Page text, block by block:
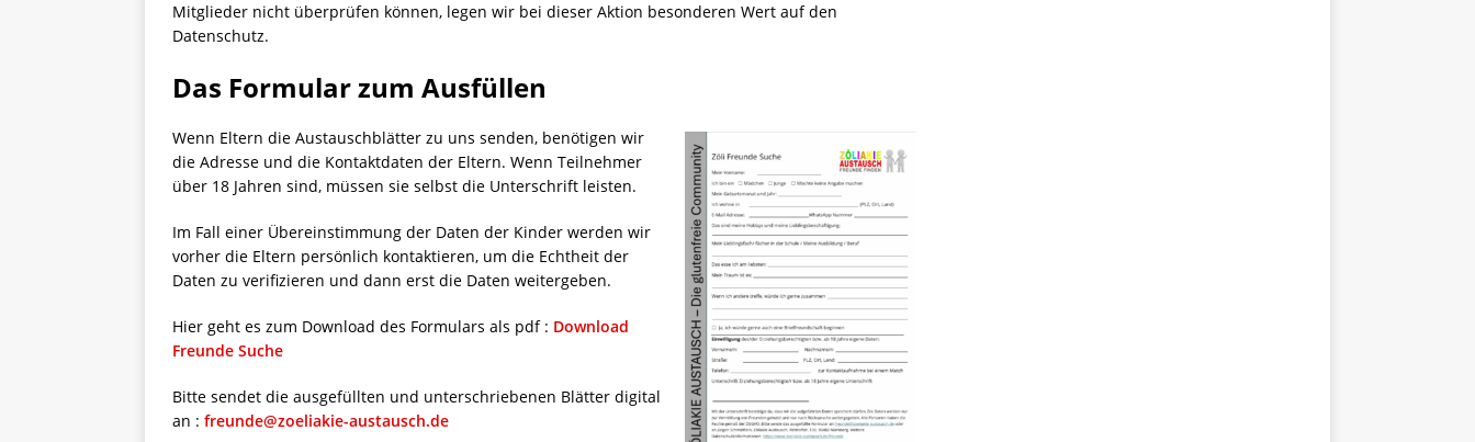
Mitglieder nicht überprüfen können, legen wir bei dieser Aktion besonderen Wert auf den
Datenschutz.
Das Formular zum Ausfüllen
Wenn Eltern die Austauschblätter zu uns senden, benötigen wir
die Adresse und die Kontaktdaten der Eltern. Wenn Teilnehmer
über 18 Jahren sind, müssen sie selbst die Unterschrift leisten.
Im Fall einer Übereinstimmung der Daten der Kinder werden wir
vorher die Eltern persönlich kontaktieren, um die Echtheit der
Daten zu verifizieren und dann erst die Daten weitergeben.
Hier geht es zum Download des Formulars als pdf : Download
Freunde Suche
Bitte sendet die ausgefüllten und unterschriebenen Blätter digital
an : freunde@zoeliakie-austausch.de